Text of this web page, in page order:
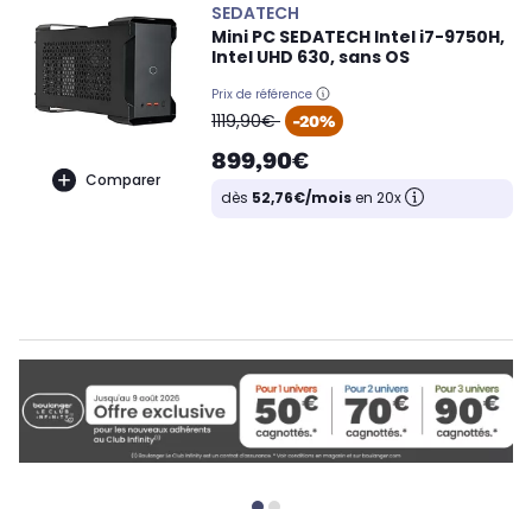
Comparer
SEDATECH
Mini PC SEDATECH Intel i7-9750H,
Intel UHD 630, sans OS
Prix de référence
oldPrice
1119,90€ -20%
899,90€
dès 52,76€/moisen 20x